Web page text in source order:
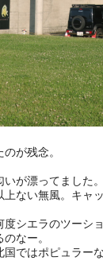
が残念。
が漂ってました。
ない無風。キャ
シエラのツーシ
なー。
ではポピュラーな